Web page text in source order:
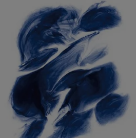
マグネティジェル
3Dクレイジェル
ファージェル
ポリッシュ・マニキュア
ピンセット・シザー・スパチュラ
LEDライト
パウダー・フレーク